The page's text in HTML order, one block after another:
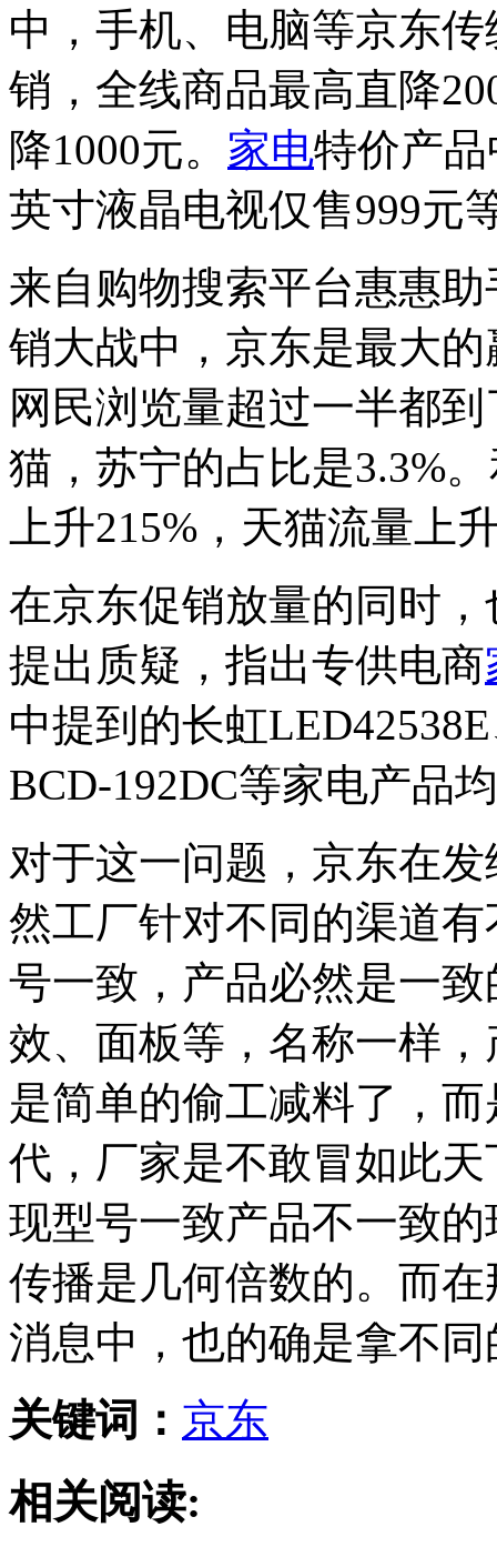
中，手机、电脑等京东
销，全线商品最高直降
降1000元。 家电特价产
英寸液晶电视仅售999元
来自购物搜索平台惠惠
销大战中，京东是最大
网民浏览量超过一半都
猫，苏宁的占比是3.3%
上升215%，天猫流量上
在京东促销放量的同时
提出质疑，指出专供电商
中提到的长虹
BCD-192DC等家电产品
对于这一问题，京东在
然工厂针对不同的渠道
号一致，产品必然是一
效、面板等，名称一样
是简单的偷工减料了，
代，厂家是不敢冒如此
现型号一致产品不一致
传播是几何倍数的。而
消息中，也的确是拿不
关键词： 京东
相关阅读: